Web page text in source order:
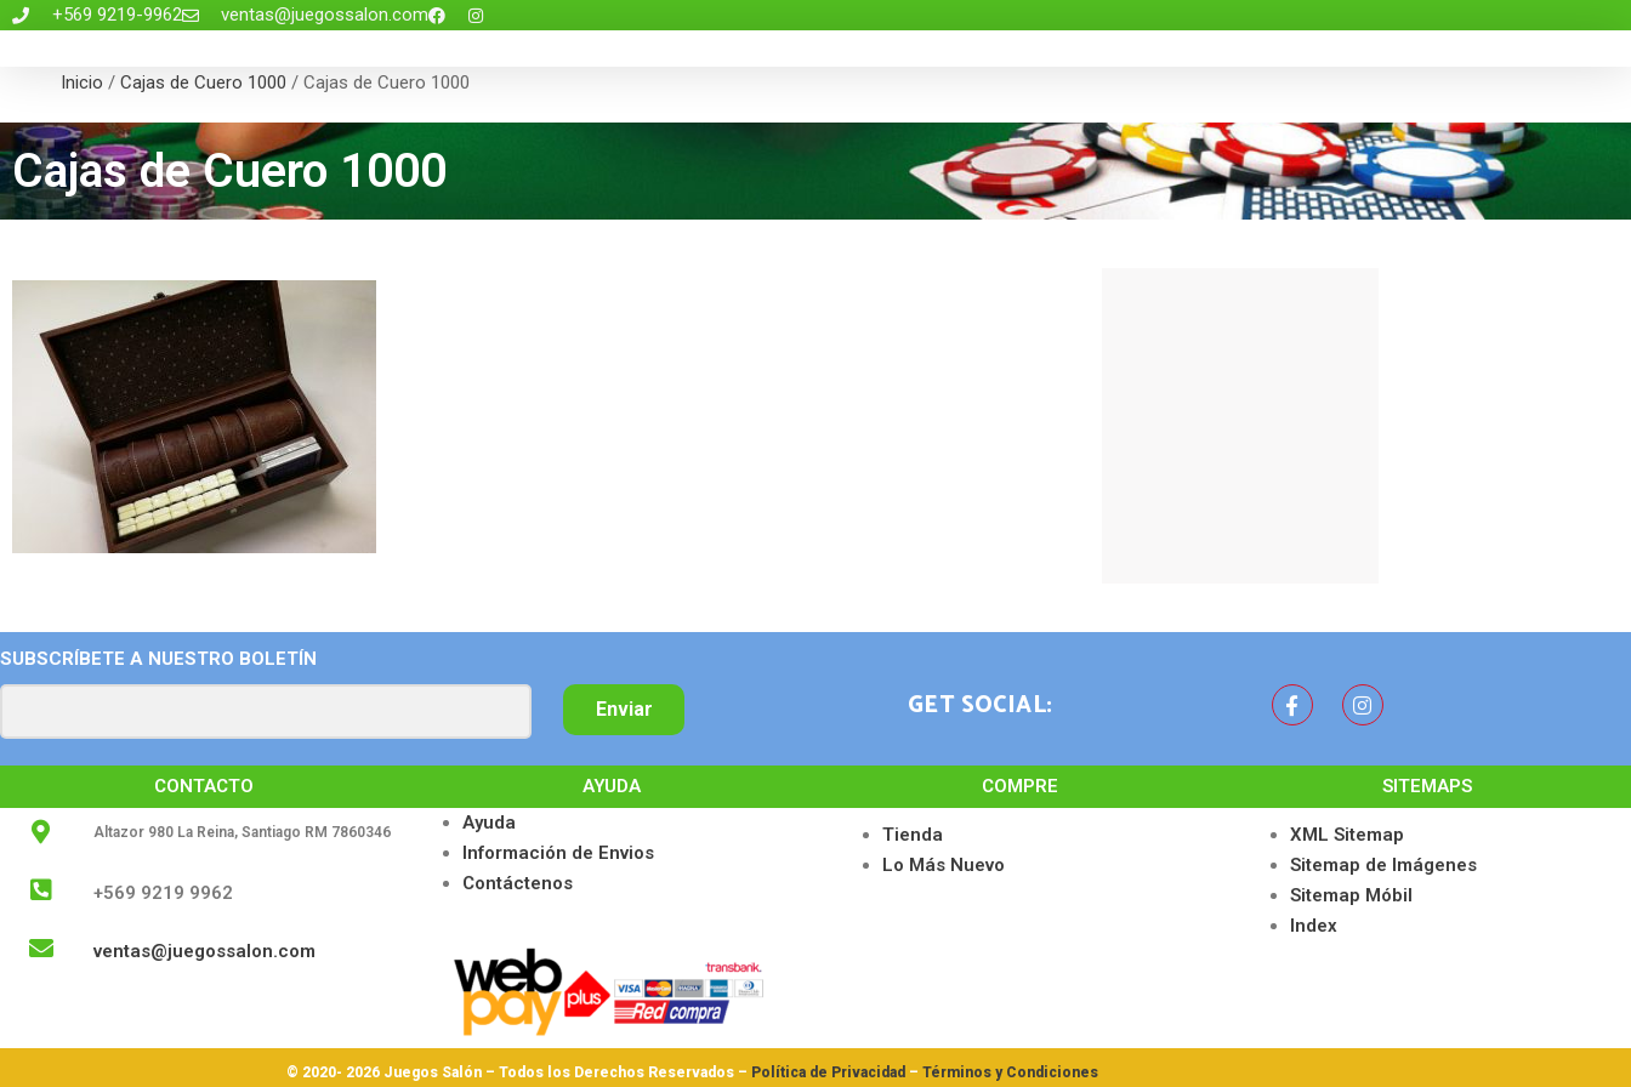
+569 9219-9962 ventas@juegossalon.com
Inicio / Cajas de Cuero 1000 / Cajas de Cuero 1000
Cajas de Cuero 1000
SUBSCRÍBETE A NUESTRO BOLETÍN
Enviar GET SOCIAL:
CONTACTO AYUDA COMPRE SITEMAPS
Altazor 980 La Reina, Santiago RM 7860346
+569 9219 9962
ventas@juegossalon.com
Ayuda
Información de Envios
Contáctenos
Tienda
Lo Más Nuevo
XML Sitemap
Sitemap de Imágenes
Sitemap Móbil
Index
© 2020- 2026 Juegos Salón – Todos los Derechos Reservados – Política de Privacidad – Términos y Condiciones